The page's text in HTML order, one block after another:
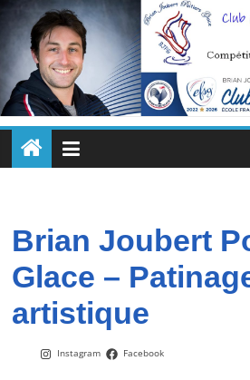
Passer
au
contenu
Brian
Poitiers
Glace
Un
enseignement
Brian Joubert
Glace –
artistique
Instagram Facebook